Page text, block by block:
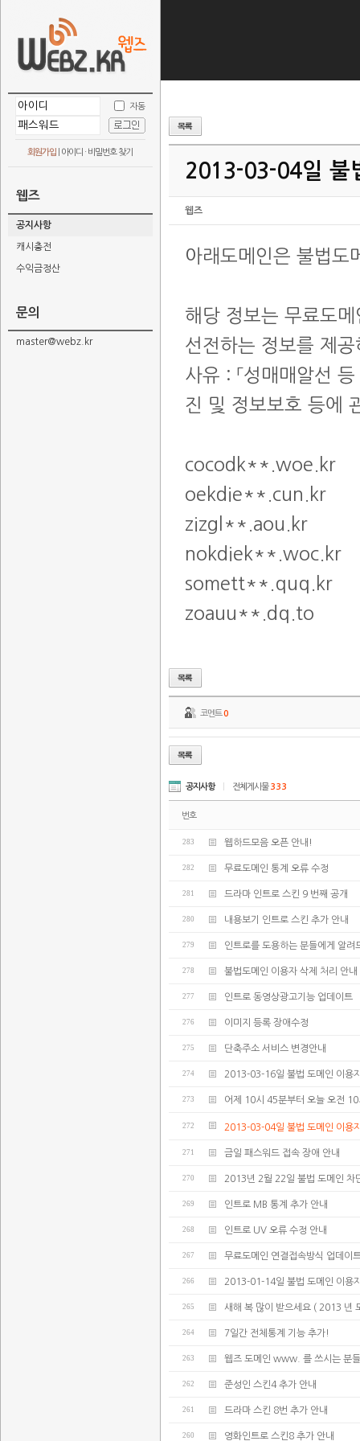
자동
회원가입 아이디 · 비밀번호 찾기
웹즈
공지사항
캐시충전
수익금정산
문의
master@webz.kr
2013-03-04일 불
웹즈
아래도메인은 불법도
해당 정보는 무료도
선전하는 정보를 제
사유 : 「성매매알선
진 및 정보보호 등에
cocodk**.woe.kr
oekdie**.cun.kr
zizgl**.aou.kr
nokdiek**.woc.kr
somett**.quq.kr
zoauu**.dq.to
코멘트0
공지사항 전체게시물333
번호
283 웹하드모음 오픈 안내!
282 무료도메인 통계 오류 수정
281 드라마 인트로 스킨 9 번째 공개
280 내용보기 인트로 스킨 추가 안내
279 인트로를 도용하는 분들에게 알려
278 불법도메인 이용자 삭제 처리 안내
277 인트로 동영상광고기능 업데이트
276 이미지 등록 장애수정
275 단축주소 서비스 변경안내
274 2013-03-16일 불법 도메인 이용
273 어제 10시 45분부터 오늘 오전
272 2013-03-04일 불법 도메인 이용
271 금일 패스워드 접속 장애 안내
270 2013년 2월 22일 불법 도메인 차
269 인트로 MB 통계 추가 안내
268 인트로 UV 오류 수정 안내
267 무료도메인 연결접속방식 업데이
266 2013-01-14일 불법 도메인 이용
265 새해 복 많이 받으세요 ( 2013 년
264 7일간 전체통계 기능 추가!
263 웹즈 도메인 www. 를 쓰시는 분
262 준성인 스킨4 추가 안내
261 드라마 스킨 8번 추가 안내
260 영화인트로 스킨8 추가 안내